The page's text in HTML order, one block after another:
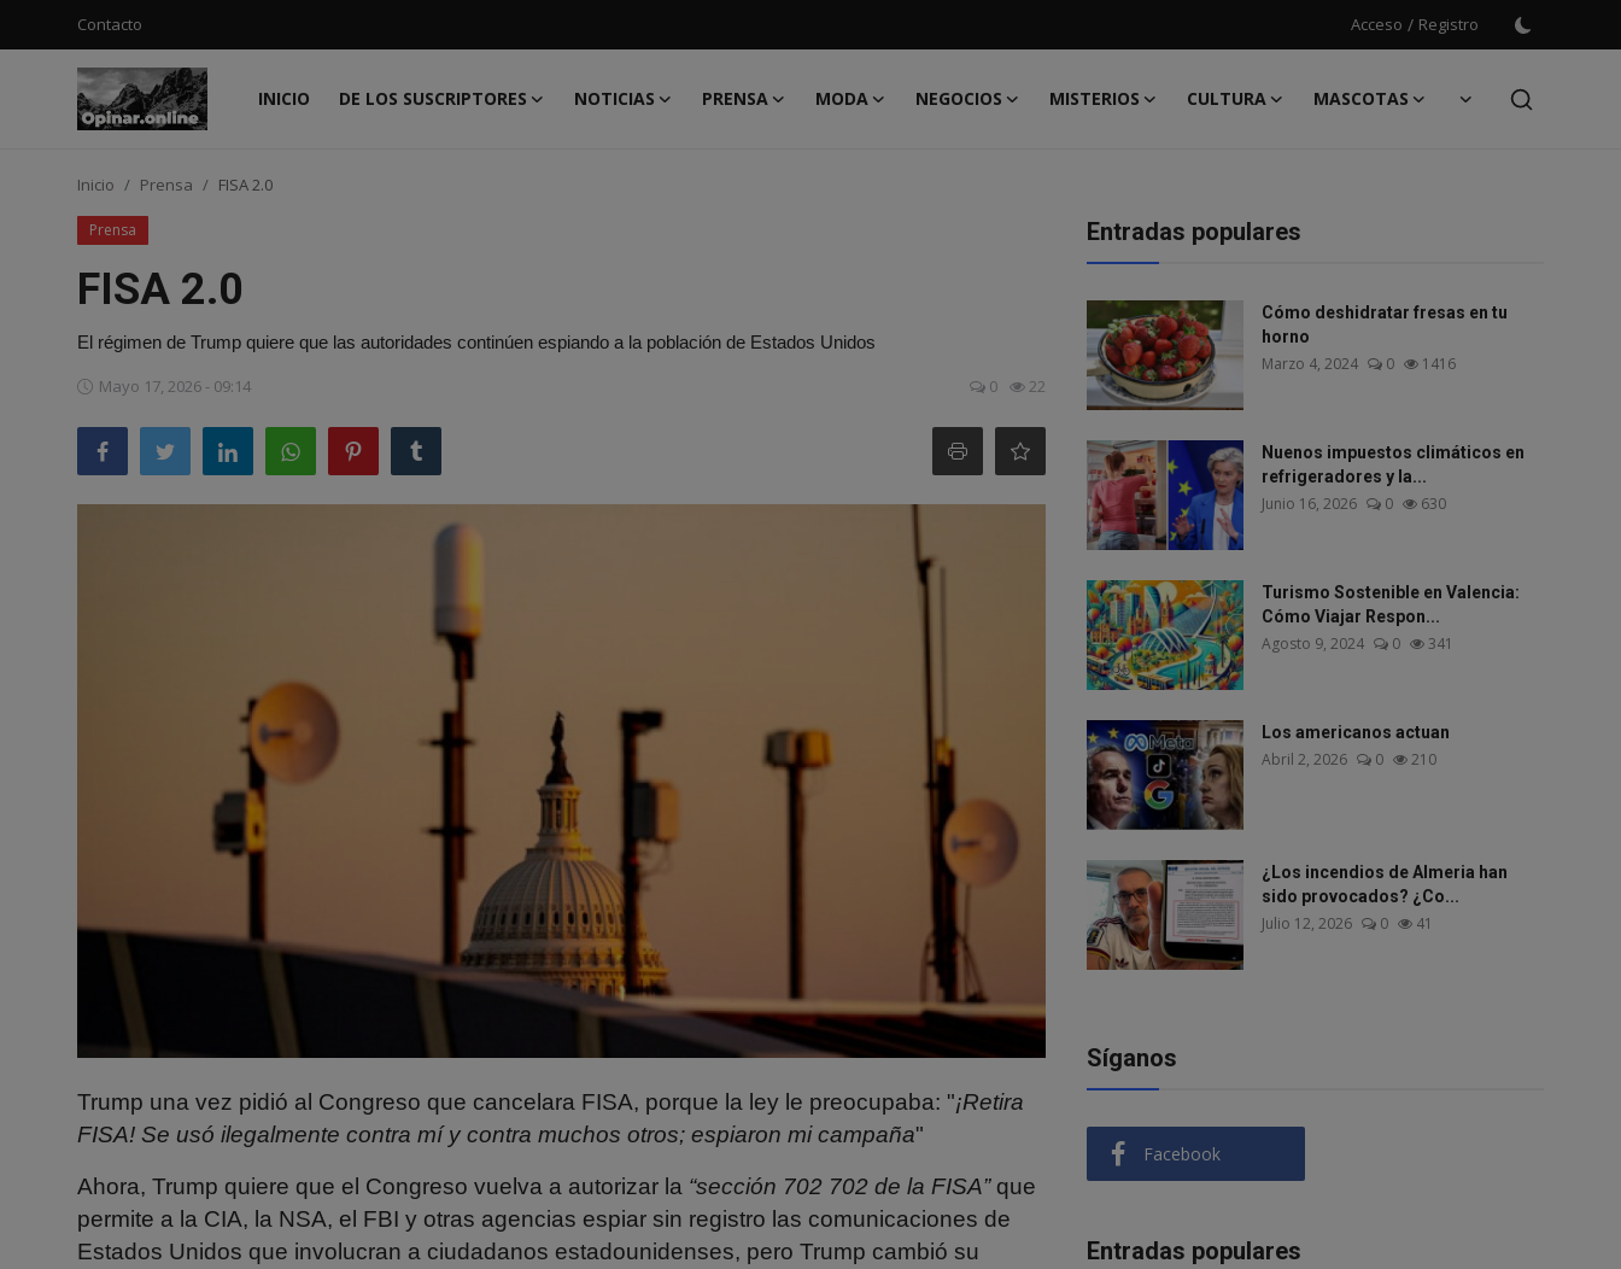
Contacto Acceso / Registro
INICIO DE LOS SUSCRIPTORES NOTICIAS PRENSA MODA NEGOCIOS MISTERIOS CULTURA
MASCOTAS
Acceso
De los suscriptores
Inicio Prensa FISA 2.0
Prensa
FISA 2.0
El régimen de Trump quiere que las autoridades continúen espiando a la población de Estados Unidos
Mayo 17, 2026 - 09:14 0 22
Trump una vez pidió al Congreso que cancelara FISA, porque la ley le preocupaba: "¡Retira
FISA! Se usó ilegalmente contra mí y contra muchos otros; espiaron mi campaña"
Ahora, Trump quiere que el Congreso vuelva a autorizar la “sección 702 702 de la FISA”que
permite a la CIA, la NSA, el FBI y otras agencias espiar sin registro las comunicaciones de
Estados Unidos que involucran a ciudadanos estadounidenses, pero Trump cambió su
Entradas populares
Cómo deshidratar fresas en tu
horno
Marzo 4, 2024 0 1416
Nuenos impuestos climáticos en
refrigeradores y la...
Junio 16, 2026 0 630
Turismo Sostenible en Valencia:
Cómo Viajar Respon...
Agosto 9, 2024 0 341
Los americanos actuan
Abril 2, 2026 0 210
¿Los incendios de Almeria han
sido provocados? ¿Co...
Julio 12, 2026 0 41
Síganos
Facebook
Entradas populares